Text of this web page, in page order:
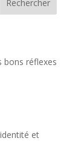
Rechercher
bons réflexes
et